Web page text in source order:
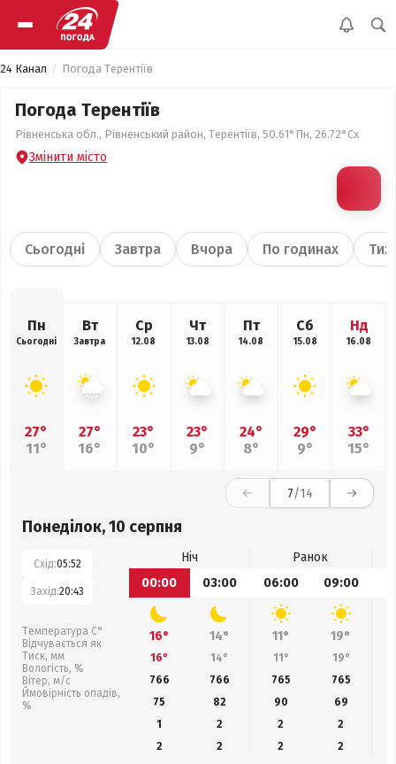
24 Канал Погода Терентіїв
Погода Терентіїв
Рівненська обл., Рівненський район, Терентіїв, 50.61°Пн, 26.72°Сх
Змінити місто
Сьогодні Завтра Вчора По годинах
Пн
Сьогодні
27°
11°
Вт
Завтра
27°
16°
Ср
12.08
23°
10°
Чт
13.08
23°
9°
Пт
14.08
24°
8°
Сб
15.08
29°
9°
Нд
16.08
33°
15°
7/14
Понеділок, 10 серпня
Схід:05:52
Захід:20:43
Температура С°
Відчувається як
Тиск, мм
Вологість, %
Вітер, м/с
Ймовірність опадів,
%
Ніч
Ранок
00:00
03:00 06:00 09:00
16° 14° 11° 19°
16° 14° 11° 19°
766
766 765 765
75
82 90 69
1
2 2
2
2
2 2 2